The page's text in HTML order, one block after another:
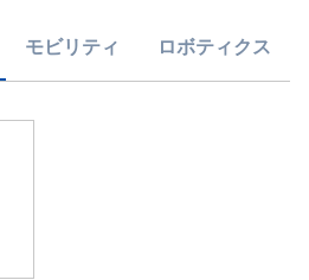
モビリティ ロボティクス